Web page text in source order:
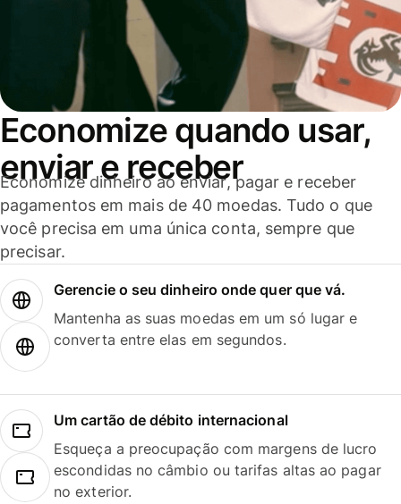
Economize quando usar,
enviar e receber
Economize dinheiro ao enviar, pagar e receber
pagamentos em mais de 40 moedas. Tudo o que
você precisa em uma única conta, sempre que
precisar.
Gerencie o seu dinheiro onde quer que vá.
Mantenha as suas moedas em um só lugar e
converta entre elas em segundos.
Um cartão de débito internacional
Esqueça a preocupação com margens de lucro
escondidas no câmbio ou tarifas altas ao pagar
no exterior.